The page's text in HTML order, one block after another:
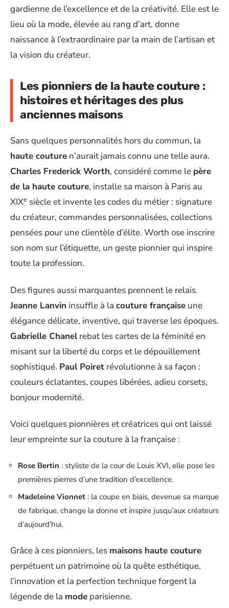
gardienne de l’excellence et de la créativité. Elle est le
lieu où la mode, élevée au rang d’art, donne
naissance à l’extraordinaire par la main de l’artisan et
la vision du créateur.
Les pionniers de la haute couture :
histoires et héritages des plus
anciennes maisons
Sans quelques personnalités hors du commun, la
haute couture n’aurait jamais connu une telle aura.
Charles Frederick Worth, considéré comme le père
de la haute couture, installe sa maison à Paris au
XIXe siècle et invente les codes du métier : signature
du créateur, commandes personnalisées, collections
pensées pour une clientèle d’élite. Worth ose inscrire
son nom sur l’étiquette, un geste pionnier qui inspire
toute la profession.
Des figures aussi marquantes prennent le relais.
Jeanne Lanvin insuffle à la couture française une
élégance délicate, inventive, qui traverse les époques.
Gabrielle Chanelrebat les cartes de la féminité en
misant sur la liberté du corps et le dépouillement
sophistiqué. Paul Poiret révolutionne à sa façon :
couleurs éclatantes, coupes libérées, adieu corsets,
bonjour modernité.
Voici quelques pionnières et créatrices qui ont laissé
leur empreinte sur la couture à la française :
Rose Bertin : styliste de la cour de Louis XVI, elle pose les
premières pierres d’une tradition d’excellence.
Madeleine Vionnet : la coupe en biais, devenue sa marque
de fabrique, change la donne et inspire jusqu’aux créateurs
d’aujourd’hui.
Grâce à ces pionniers, les maisons haute couture
perpétuent un patrimoine où la quête esthétique,
l’innovation et la perfection technique forgent la
légende de la mode parisienne.